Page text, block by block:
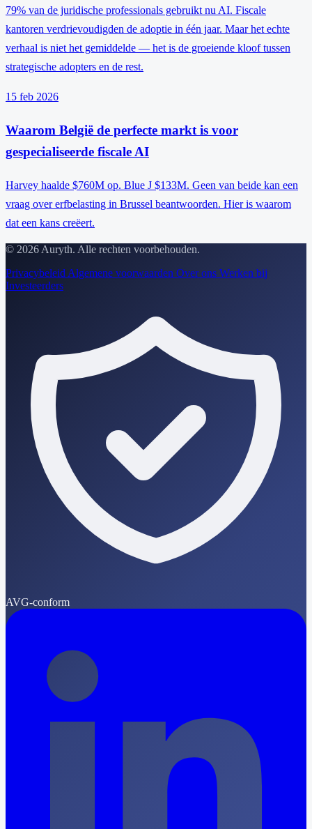
79% van de juridische professionals gebruikt nu AI. Fiscale
kantoren verdrievoudigden de adoptie in één jaar. Maar het echte
verhaal is niet het gemiddelde — het is de groeiende kloof tussen
strategische adopters en de rest.
15 feb 2026
Waarom België de perfecte markt is voor
gespecialiseerde fiscale AI
Harvey haalde $760M op. Blue J $133M. Geen van beide kan een
vraag over erfbelasting in Brussel beantwoorden. Hier is waarom
dat een kans creëert.
© 2026 Auryth. Alle rechten voorbehouden.
Privacybeleid Algemene voorwaarden Over ons Werken bij
Investeerders
AVG-conform